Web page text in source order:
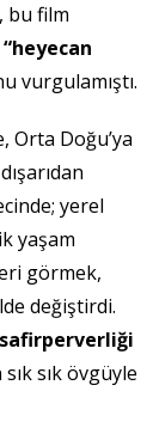
bu film
“heyecan
vurgulamıştı.
Orta Doğu’ya
yerel
yaşam
görmek,
değiştirdi.
sık övgüyle